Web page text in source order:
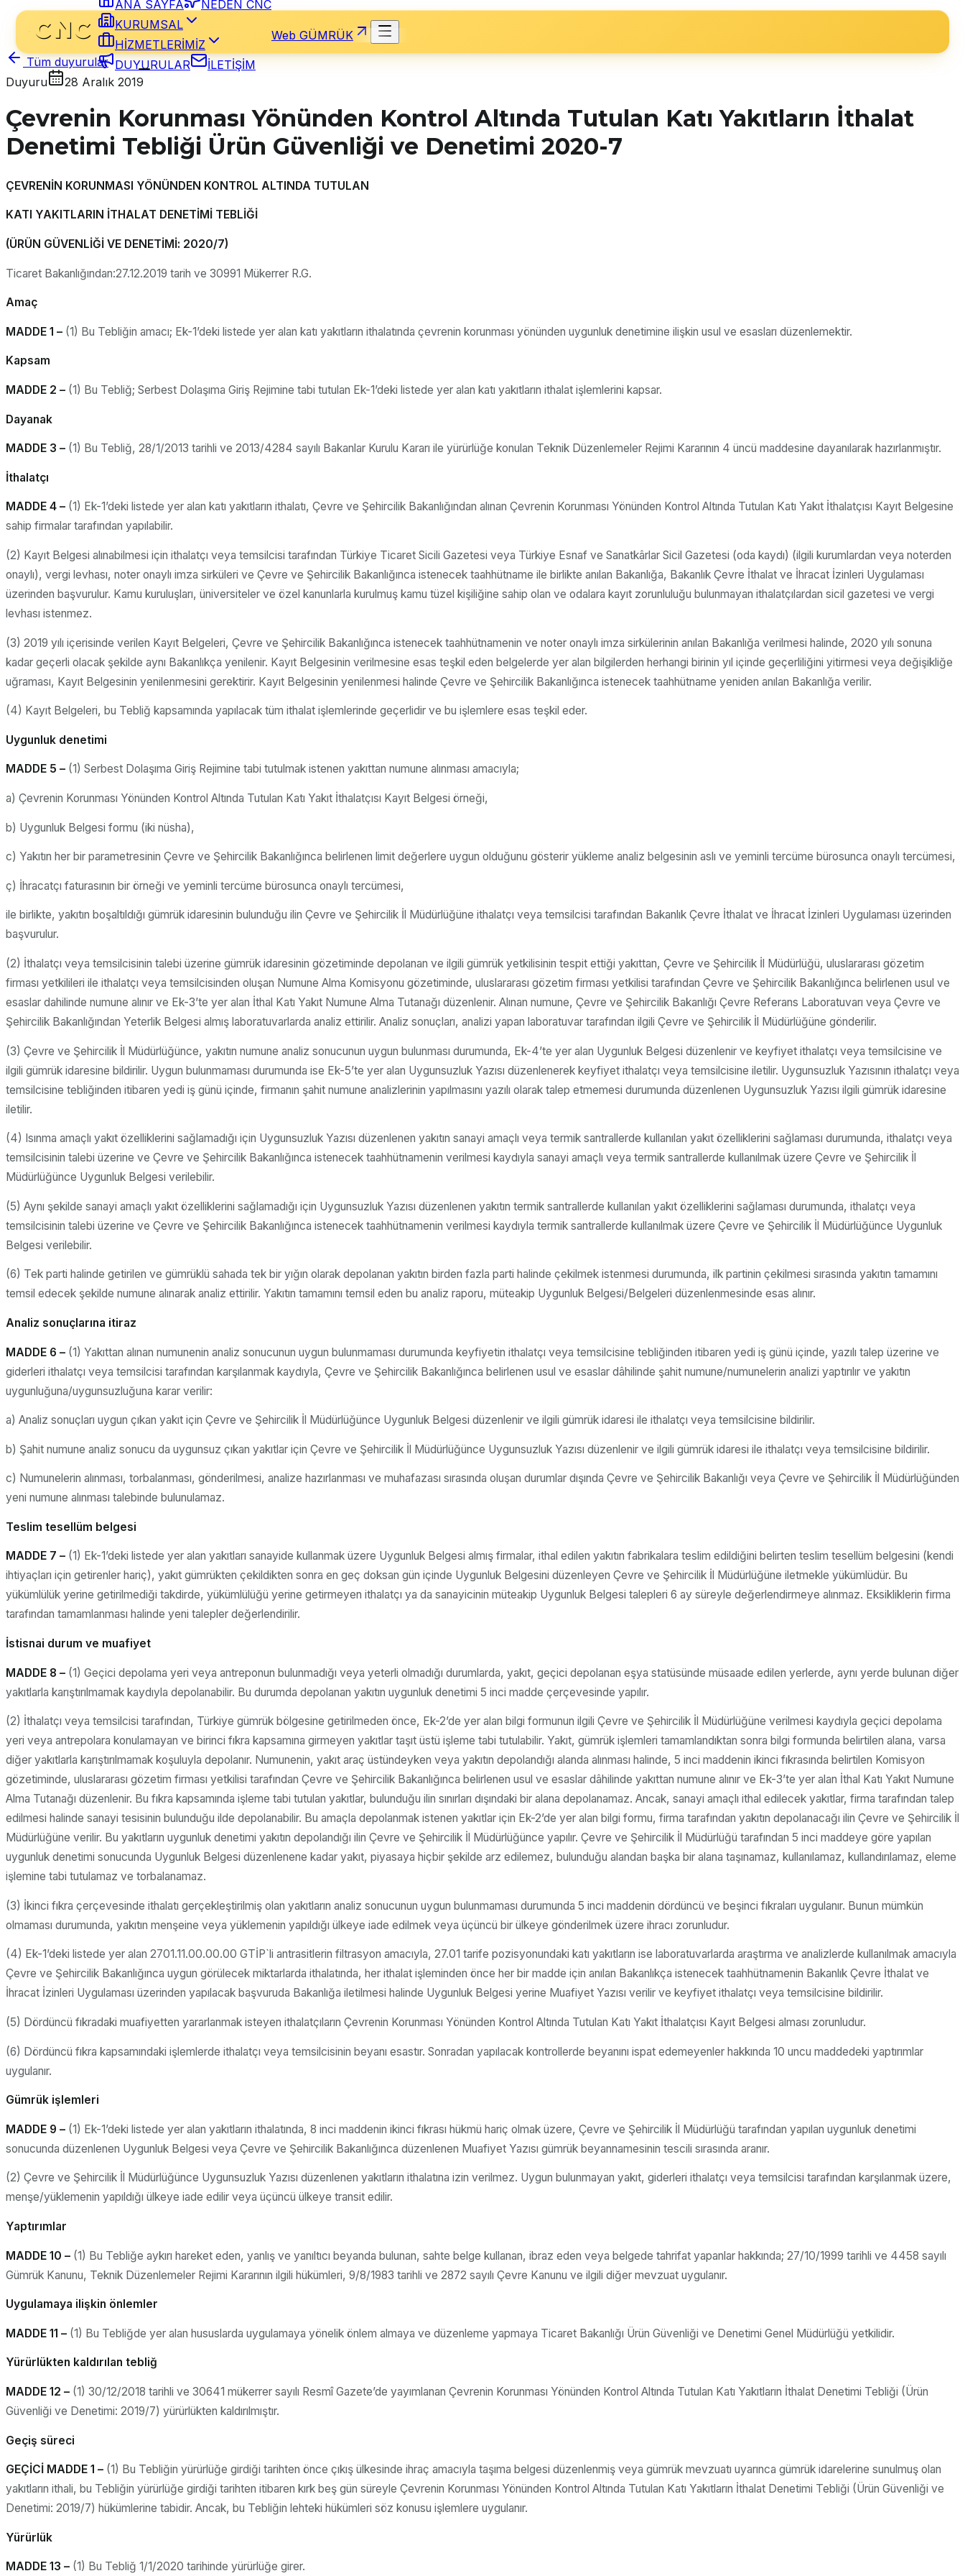
ANA SAYFA
NEDEN CNC
KURUMSAL
HİZMETLERİMİZ
DUYURULAR
İLETİŞİM
Web GÜMRÜK
Tüm duyurular
Duyuru
28 Aralık 2019
Çevrenin Korunması Yönünden Kontrol Altında Tutulan Katı Yakıtların İthalat
Denetimi Tebliği Ürün Güvenliği ve Denetimi 2020-7
ÇEVRENİN KORUNMASI YÖNÜNDEN KONTROL ALTINDA TUTULAN
KATI YAKITLARIN İTHALAT DENETİMİ TEBLİĞİ
(ÜRÜN GÜVENLİĞİ VE DENETİMİ: 2020/7)
Ticaret Bakanlığından:27.12.2019 tarih ve 30991 Mükerrer R.G.
Amaç
MADDE 1 – (1) Bu Tebliğin amacı; Ek-1’deki listede yer alan katı yakıtların ithalatında çevrenin korunması yönünden uygunluk denetimine ilişkin usul ve esasları düzenlemektir.
Kapsam
MADDE 2 – (1) Bu Tebliğ; Serbest Dolaşıma Giriş Rejimine tabi tutulan Ek-1’deki listede yer alan katı yakıtların ithalat işlemlerini kapsar.
Dayanak
MADDE 3 – (1) Bu Tebliğ, 28/1/2013 tarihli ve 2013/4284 sayılı Bakanlar Kurulu Kararı ile yürürlüğe konulan Teknik Düzenlemeler Rejimi Kararının 4 üncü maddesine dayanılarak hazırlanmıştır.
İthalatçı
MADDE 4 – (1) Ek-1’deki listede yer alan katı yakıtların ithalatı, Çevre ve Şehircilik Bakanlığından alınan Çevrenin Korunması Yönünden Kontrol Altında Tutulan Katı Yakıt İthalatçısı Kayıt Belgesine
sahip firmalar tarafından yapılabilir.
(2) Kayıt Belgesi alınabilmesi için ithalatçı veya temsilcisi tarafından Türkiye Ticaret Sicili Gazetesi veya Türkiye Esnaf ve Sanatkârlar Sicil Gazetesi (oda kaydı) (ilgili kurumlardan veya noterden
onaylı), vergi levhası, noter onaylı imza sirküleri ve Çevre ve Şehircilik Bakanlığınca istenecek taahhütname ile birlikte anılan Bakanlığa, Bakanlık Çevre İthalat ve İhracat İzinleri Uygulaması
üzerinden başvurulur. Kamu kuruluşları, üniversiteler ve özel kanunlarla kurulmuş kamu tüzel kişiliğine sahip olan ve odalara kayıt zorunluluğu bulunmayan ithalatçılardan sicil gazetesi ve vergi
levhası istenmez.
(3) 2019 yılı içerisinde verilen Kayıt Belgeleri, Çevre ve Şehircilik Bakanlığınca istenecek taahhütnamenin ve noter onaylı imza sirkülerinin anılan Bakanlığa verilmesi halinde, 2020 yılı sonuna
kadar geçerli olacak şekilde aynı Bakanlıkça yenilenir. Kayıt Belgesinin verilmesine esas teşkil eden belgelerde yer alan bilgilerden herhangi birinin yıl içinde geçerliliğini yitirmesi veya değişikliğe
uğraması, Kayıt Belgesinin yenilenmesini gerektirir. Kayıt Belgesinin yenilenmesi halinde Çevre ve Şehircilik Bakanlığınca istenecek taahhütname yeniden anılan Bakanlığa verilir.
(4) Kayıt Belgeleri, bu Tebliğ kapsamında yapılacak tüm ithalat işlemlerinde geçerlidir ve bu işlemlere esas teşkil eder.
Uygunluk denetimi
MADDE 5 – (1) Serbest Dolaşıma Giriş Rejimine tabi tutulmak istenen yakıttan numune alınması amacıyla;
a) Çevrenin Korunması Yönünden Kontrol Altında Tutulan Katı Yakıt İthalatçısı Kayıt Belgesi örneği,
b) Uygunluk Belgesi formu (iki nüsha),
c) Yakıtın her bir parametresinin Çevre ve Şehircilik Bakanlığınca belirlenen limit değerlere uygun olduğunu gösterir yükleme analiz belgesinin aslı ve yeminli tercüme bürosunca onaylı tercümesi,
ç) İhracatçı faturasının bir örneği ve yeminli tercüme bürosunca onaylı tercümesi,
ile birlikte, yakıtın boşaltıldığı gümrük idaresinin bulunduğu ilin Çevre ve Şehircilik İl Müdürlüğüne ithalatçı veya temsilcisi tarafından Bakanlık Çevre İthalat ve İhracat İzinleri Uygulaması üzerinden
başvurulur.
(2) İthalatçı veya temsilcisinin talebi üzerine gümrük idaresinin gözetiminde depolanan ve ilgili gümrük yetkilisinin tespit ettiği yakıttan, Çevre ve Şehircilik İl Müdürlüğü, uluslararası gözetim
firması yetkilileri ile ithalatçı veya temsilcisinden oluşan Numune Alma Komisyonu gözetiminde, uluslararası gözetim firması yetkilisi tarafından Çevre ve Şehircilik Bakanlığınca belirlenen usul ve
esaslar dahilinde numune alınır ve Ek-3’te yer alan İthal Katı Yakıt Numune Alma Tutanağı düzenlenir. Alınan numune, Çevre ve Şehircilik Bakanlığı Çevre Referans Laboratuvarı veya Çevre ve
Şehircilik Bakanlığından Yeterlik Belgesi almış laboratuvarlarda analiz ettirilir. Analiz sonuçları, analizi yapan laboratuvar tarafından ilgili Çevre ve Şehircilik İl Müdürlüğüne gönderilir.
(3) Çevre ve Şehircilik İl Müdürlüğünce, yakıtın numune analiz sonucunun uygun bulunması durumunda, Ek-4’te yer alan Uygunluk Belgesi düzenlenir ve keyfiyet ithalatçı veya temsilcisine ve
ilgili gümrük idaresine bildirilir. Uygun bulunmaması durumunda ise Ek-5’te yer alan Uygunsuzluk Yazısı düzenlenerek keyfiyet ithalatçı veya temsilcisine iletilir. Uygunsuzluk Yazısının ithalatçı veya
temsilcisine tebliğinden itibaren yedi iş günü içinde, firmanın şahit numune analizlerinin yapılmasını yazılı olarak talep etmemesi durumunda düzenlenen Uygunsuzluk Yazısı ilgili gümrük idaresine
iletilir.
(4) Isınma amaçlı yakıt özelliklerini sağlamadığı için Uygunsuzluk Yazısı düzenlenen yakıtın sanayi amaçlı veya termik santrallerde kullanılan yakıt özelliklerini sağlaması durumunda, ithalatçı veya
temsilcisinin talebi üzerine ve Çevre ve Şehircilik Bakanlığınca istenecek taahhütnamenin verilmesi kaydıyla sanayi amaçlı veya termik santrallerde kullanılmak üzere Çevre ve Şehircilik İl
Müdürlüğünce Uygunluk Belgesi verilebilir.
(5) Aynı şekilde sanayi amaçlı yakıt özelliklerini sağlamadığı için Uygunsuzluk Yazısı düzenlenen yakıtın termik santrallerde kullanılan yakıt özelliklerini sağlaması durumunda, ithalatçı veya
temsilcisinin talebi üzerine ve Çevre ve Şehircilik Bakanlığınca istenecek taahhütnamenin verilmesi kaydıyla termik santrallerde kullanılmak üzere Çevre ve Şehircilik İl Müdürlüğünce Uygunluk
Belgesi verilebilir.
(6) Tek parti halinde getirilen ve gümrüklü sahada tek bir yığın olarak depolanan yakıtın birden fazla parti halinde çekilmek istenmesi durumunda, ilk partinin çekilmesi sırasında yakıtın tamamını
temsil edecek şekilde numune alınarak analiz ettirilir. Yakıtın tamamını temsil eden bu analiz raporu, müteakip Uygunluk Belgesi/Belgeleri düzenlenmesinde esas alınır.
Analiz sonuçlarına itiraz
MADDE 6 – (1) Yakıttan alınan numunenin analiz sonucunun uygun bulunmaması durumunda keyfiyetin ithalatçı veya temsilcisine tebliğinden itibaren yedi iş günü içinde, yazılı talep üzerine ve
giderleri ithalatçı veya temsilcisi tarafından karşılanmak kaydıyla, Çevre ve Şehircilik Bakanlığınca belirlenen usul ve esaslar dâhilinde şahit numune/numunelerin analizi yaptırılır ve yakıtın
uygunluğuna/uygunsuzluğuna karar verilir:
a) Analiz sonuçları uygun çıkan yakıt için Çevre ve Şehircilik İl Müdürlüğünce Uygunluk Belgesi düzenlenir ve ilgili gümrük idaresi ile ithalatçı veya temsilcisine bildirilir.
b) Şahit numune analiz sonucu da uygunsuz çıkan yakıtlar için Çevre ve Şehircilik İl Müdürlüğünce Uygunsuzluk Yazısı düzenlenir ve ilgili gümrük idaresi ile ithalatçı veya temsilcisine bildirilir.
c) Numunelerin alınması, torbalanması, gönderilmesi, analize hazırlanması ve muhafazası sırasında oluşan durumlar dışında Çevre ve Şehircilik Bakanlığı veya Çevre ve Şehircilik İl Müdürlüğünden
yeni numune alınması talebinde bulunulamaz.
Teslim tesellüm belgesi
MADDE 7 – (1) Ek-1’deki listede yer alan yakıtları sanayide kullanmak üzere Uygunluk Belgesi almış firmalar, ithal edilen yakıtın fabrikalara teslim edildiğini belirten teslim tesellüm belgesini (kendi
ihtiyaçları için getirenler hariç), yakıt gümrükten çekildikten sonra en geç doksan gün içinde Uygunluk Belgesini düzenleyen Çevre ve Şehircilik İl Müdürlüğüne iletmekle yükümlüdür. Bu
yükümlülük yerine getirilmediği takdirde, yükümlülüğü yerine getirmeyen ithalatçı ya da sanayicinin müteakip Uygunluk Belgesi talepleri 6 ay süreyle değerlendirmeye alınmaz. Eksikliklerin firma
tarafından tamamlanması halinde yeni talepler değerlendirilir.
İstisnai durum ve muafiyet
MADDE 8 – (1) Geçici depolama yeri veya antreponun bulunmadığı veya yeterli olmadığı durumlarda, yakıt, geçici depolanan eşya statüsünde müsaade edilen yerlerde, aynı yerde bulunan diğer
yakıtlarla karıştırılmamak kaydıyla depolanabilir. Bu durumda depolanan yakıtın uygunluk denetimi 5 inci madde çerçevesinde yapılır.
(2) İthalatçı veya temsilcisi tarafından, Türkiye gümrük bölgesine getirilmeden önce, Ek-2’de yer alan bilgi formunun ilgili Çevre ve Şehircilik İl Müdürlüğüne verilmesi kaydıyla geçici depolama
yeri veya antrepolara konulamayan ve birinci fıkra kapsamına girmeyen yakıtlar taşıt üstü işleme tabi tutulabilir. Yakıt, gümrük işlemleri tamamlandıktan sonra bilgi formunda belirtilen alana, varsa
diğer yakıtlarla karıştırılmamak koşuluyla depolanır. Numunenin, yakıt araç üstündeyken veya yakıtın depolandığı alanda alınması halinde, 5 inci maddenin ikinci fıkrasında belirtilen Komisyon
gözetiminde, uluslararası gözetim firması yetkilisi tarafından Çevre ve Şehircilik Bakanlığınca belirlenen usul ve esaslar dâhilinde yakıttan numune alınır ve Ek-3’te yer alan İthal Katı Yakıt Numune
Alma Tutanağı düzenlenir. Bu fıkra kapsamında işleme tabi tutulan yakıtlar, bulunduğu ilin sınırları dışındaki bir alana depolanamaz. Ancak, sanayi amaçlı ithal edilecek yakıtlar, firma tarafından talep
edilmesi halinde sanayi tesisinin bulunduğu ilde depolanabilir. Bu amaçla depolanmak istenen yakıtlar için Ek-2’de yer alan bilgi formu, firma tarafından yakıtın depolanacağı ilin Çevre ve Şehircilik İl
Müdürlüğüne verilir. Bu yakıtların uygunluk denetimi yakıtın depolandığı ilin Çevre ve Şehircilik İl Müdürlüğünce yapılır. Çevre ve Şehircilik İl Müdürlüğü tarafından 5 inci maddeye göre yapılan
uygunluk denetimi sonucunda Uygunluk Belgesi düzenlenene kadar yakıt, piyasaya hiçbir şekilde arz edilemez, bulunduğu alandan başka bir alana taşınamaz, kullanılamaz, kullandırılamaz, eleme
işlemine tabi tutulamaz ve torbalanamaz.
(3) İkinci fıkra çerçevesinde ithalatı gerçekleştirilmiş olan yakıtların analiz sonucunun uygun bulunmaması durumunda 5 inci maddenin dördüncü ve beşinci fıkraları uygulanır. Bunun mümkün
olmaması durumunda, yakıtın menşeine veya yüklemenin yapıldığı ülkeye iade edilmek veya üçüncü bir ülkeye gönderilmek üzere ihracı zorunludur.
(4) Ek-1’deki listede yer alan 2701.11.00.00.00 GTİP`li antrasitlerin filtrasyon amacıyla, 27.01 tarife pozisyonundaki katı yakıtların ise laboratuvarlarda araştırma ve analizlerde kullanılmak amacıyla
Çevre ve Şehircilik Bakanlığınca uygun görülecek miktarlarda ithalatında, her ithalat işleminden önce her bir madde için anılan Bakanlıkça istenecek taahhütnamenin Bakanlık Çevre İthalat ve
İhracat İzinleri Uygulaması üzerinden yapılacak başvuruda Bakanlığa iletilmesi halinde Uygunluk Belgesi yerine Muafiyet Yazısı verilir ve keyfiyet ithalatçı veya temsilcisine bildirilir.
(5) Dördüncü fıkradaki muafiyetten yararlanmak isteyen ithalatçıların Çevrenin Korunması Yönünden Kontrol Altında Tutulan Katı Yakıt İthalatçısı Kayıt Belgesi alması zorunludur.
(6) Dördüncü fıkra kapsamındaki işlemlerde ithalatçı veya temsilcisinin beyanı esastır. Sonradan yapılacak kontrollerde beyanını ispat edemeyenler hakkında 10 uncu maddedeki yaptırımlar
uygulanır.
Gümrük işlemleri
MADDE 9 – (1) Ek-1’deki listede yer alan yakıtların ithalatında, 8 inci maddenin ikinci fıkrası hükmü hariç olmak üzere, Çevre ve Şehircilik İl Müdürlüğü tarafından yapılan uygunluk denetimi
sonucunda düzenlenen Uygunluk Belgesi veya Çevre ve Şehircilik Bakanlığınca düzenlenen Muafiyet Yazısı gümrük beyannamesinin tescili sırasında aranır.
(2) Çevre ve Şehircilik İl Müdürlüğünce Uygunsuzluk Yazısı düzenlenen yakıtların ithalatına izin verilmez. Uygun bulunmayan yakıt, giderleri ithalatçı veya temsilcisi tarafından karşılanmak üzere,
menşe/yüklemenin yapıldığı ülkeye iade edilir veya üçüncü ülkeye transit edilir.
Yaptırımlar
MADDE 10 – (1) Bu Tebliğe aykırı hareket eden, yanlış ve yanıltıcı beyanda bulunan, sahte belge kullanan, ibraz eden veya belgede tahrifat yapanlar hakkında; 27/10/1999 tarihli ve 4458 sayılı
Gümrük Kanunu, Teknik Düzenlemeler Rejimi Kararının ilgili hükümleri, 9/8/1983 tarihli ve 2872 sayılı Çevre Kanunu ve ilgili diğer mevzuat uygulanır.
Uygulamaya ilişkin önlemler
MADDE 11 – (1) Bu Tebliğde yer alan hususlarda uygulamaya yönelik önlem almaya ve düzenleme yapmaya Ticaret Bakanlığı Ürün Güvenliği ve Denetimi Genel Müdürlüğü yetkilidir.
Yürürlükten kaldırılan tebliğ
MADDE 12 – (1) 30/12/2018 tarihli ve 30641 mükerrer sayılı Resmî Gazete’de yayımlanan Çevrenin Korunması Yönünden Kontrol Altında Tutulan Katı Yakıtların İthalat Denetimi Tebliği (Ürün
Güvenliği ve Denetimi: 2019/7) yürürlükten kaldırılmıştır.
Geçiş süreci
GEÇİCİ MADDE 1 – (1) Bu Tebliğin yürürlüğe girdiği tarihten önce çıkış ülkesinde ihraç amacıyla taşıma belgesi düzenlenmiş veya gümrük mevzuatı uyarınca gümrük idarelerine sunulmuş olan
yakıtların ithali, bu Tebliğin yürürlüğe girdiği tarihten itibaren kırk beş gün süreyle Çevrenin Korunması Yönünden Kontrol Altında Tutulan Katı Yakıtların İthalat Denetimi Tebliği (Ürün Güvenliği ve
Denetimi: 2019/7) hükümlerine tabidir. Ancak, bu Tebliğin lehteki hükümleri söz konusu işlemlere uygulanır.
Yürürlük
MADDE 13 – (1) Bu Tebliğ 1/1/2020 tarihinde yürürlüğe girer.